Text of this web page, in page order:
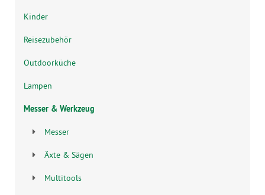
Kinder
Reisezubehör
Outdoorküche
Lampen
Messer & Werkzeug
Messer
Äxte & Sägen
Multitools